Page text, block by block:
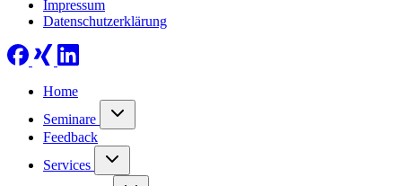
Impressum
Datenschutzerklärung
Home
Seminare
Feedback
Services